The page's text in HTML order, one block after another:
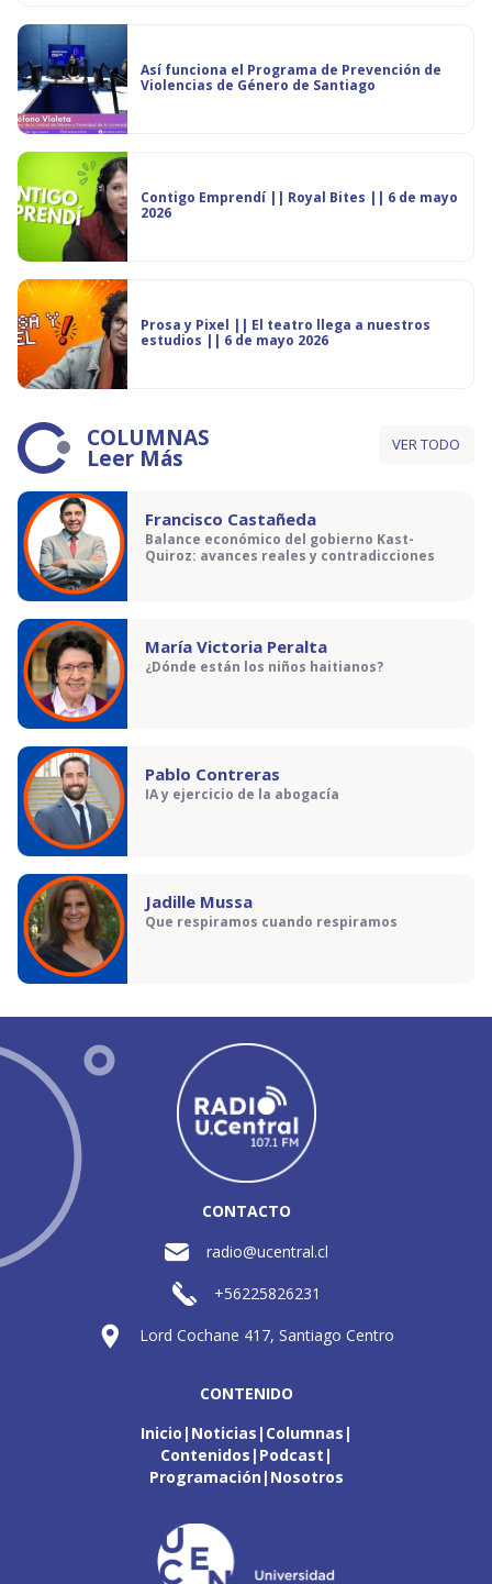
Así funciona el Programa de Prevención de
Violencias de Género de Santiago
Contigo Emprendí || Royal Bites || 6 de mayo
2026
Prosa y Pixel || El teatro llega a nuestros
estudios || 6 de mayo 2026
COLUMNAS
Leer Más VER TODO
Francisco Castañeda
Balance económico del gobierno Kast-
Quiroz: avances reales y contradicciones
María Victoria Peralta
¿Dónde están los niños haitianos?
Pablo Contreras
IA y ejercicio de la abogacía
Jadille Mussa
Que respiramos cuando respiramos
CONTACTO
radio@ucentral.cl
+56225826231
Lord Cochane 417, Santiago Centro
CONTENIDO
Inicio Noticias Columnas
Contenidos Podcast
Programación Nosotros